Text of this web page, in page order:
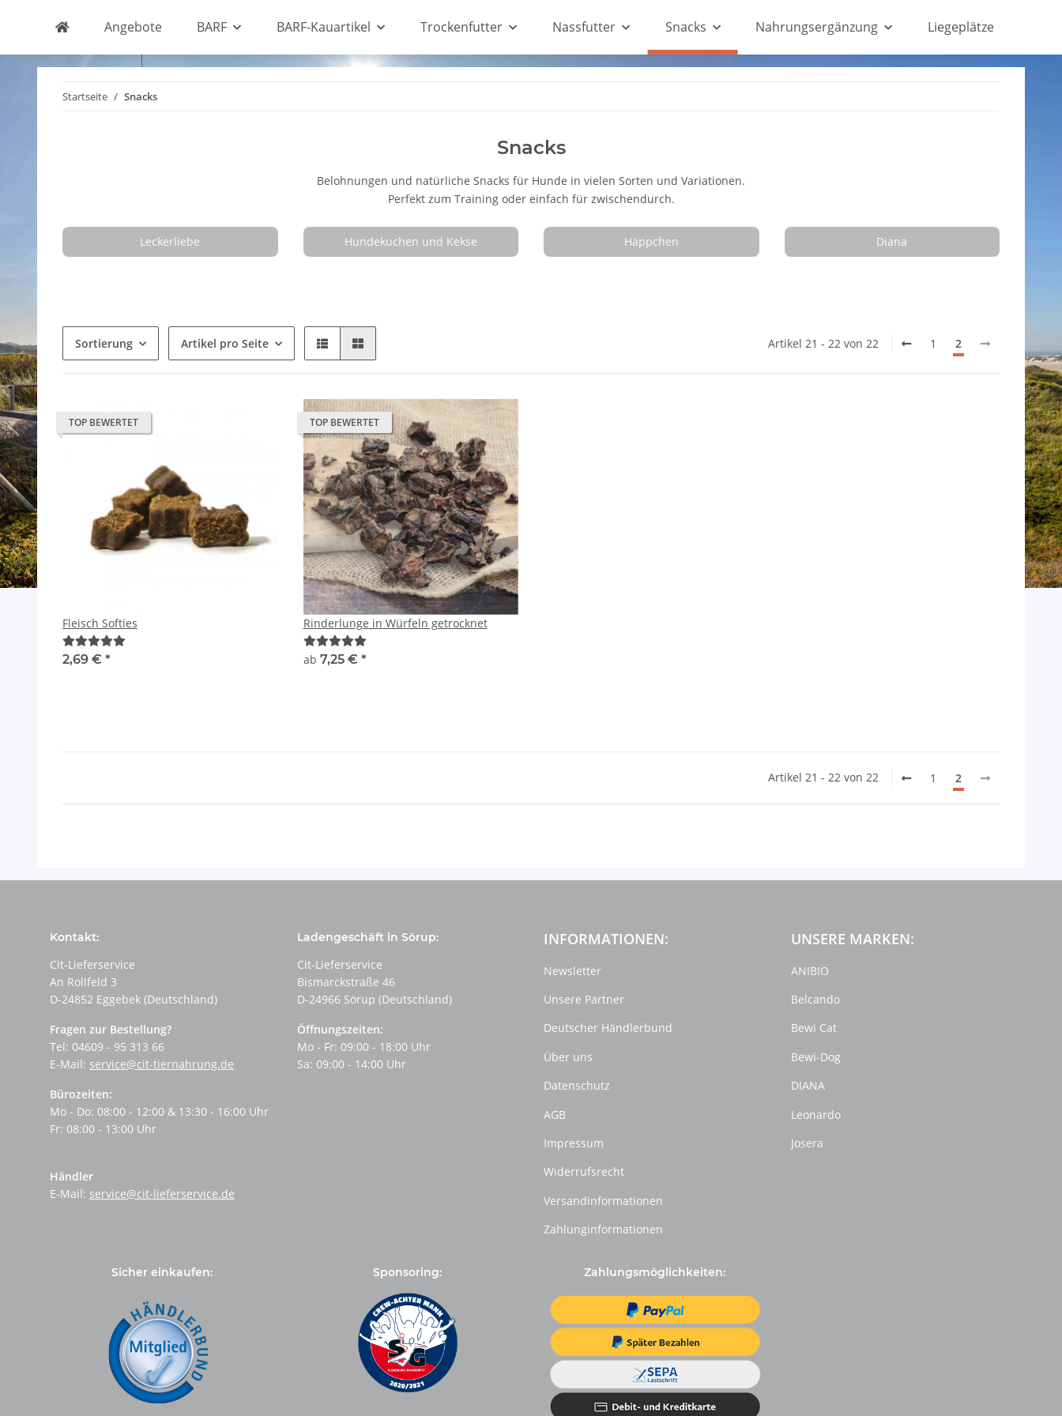
Angebote BARF BARF-Kauartikel Trockenfutter Nassfutter Snacks Nahrungsergänzung Liegeplätze
Startseite Snacks
Snacks
Belohnungen und natürliche Snacks für Hunde in vielen Sorten und Variationen.
Perfekt zum Training oder einfach für zwischendurch.
Leckerliebe Hundekuchen und Kekse Häppchen Diana
Sortierung Artikel pro Seite Artikel 21 - 22 von 22 1 2
TOP BEWERTET
Fleisch Softies
2,69 € *
TOP BEWERTET
Rinderlunge in Würfeln getrocknet
ab 7,25 € *
Artikel 21 - 22 von 22 1 2
Kontakt:
Cit-Lieferservice
An Rollfeld 3
D-24852 Eggebek (Deutschland)
Fragen zur Bestellung?
Tel: 04609 - 95 313 66
E-Mail: service@cit-tiernahrung.de
Bürozeiten:
Mo - Do: 08:00 - 12:00 & 13:30 - 16:00 Uhr
Fr: 08:00 - 13:00 Uhr
Händler
E-Mail: service@cit-lieferservice.de
Ladengeschäft in Sörup:
Cit-Lieferservice
Bismarckstraße 46
D-24966 Sörup (Deutschland)
Öffnungszeiten:
Mo - Fr: 09:00 - 18:00 Uhr
Sa: 09:00 - 14:00 Uhr
INFORMATIONEN:
Newsletter
Unsere Partner
Deutscher Händlerbund
Über uns
Datenschutz
AGB
Impressum
Widerrufsrecht
Versandinformationen
Zahlunginformationen
UNSERE MARKEN:
ANIBIO
Belcando
Bewi Cat
Bewi-Dog
DIANA
Leonardo
Josera
Sicher einkaufen: Sponsoring: Zahlungsmöglichkeiten: